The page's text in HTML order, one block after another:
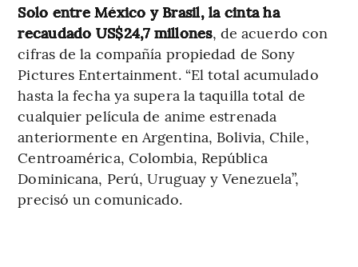
Solo entre México y Brasil, la cinta ha
recaudado US$24,7 millones, de acuerdo con
cifras de la compañía propiedad de Sony
Pictures Entertainment. “El total acumulado
hasta la fecha ya supera la taquilla total de
cualquier película de anime estrenada
anteriormente en Argentina, Bolivia, Chile,
Centroamérica, Colombia, República
Dominicana, Perú, Uruguay y Venezuela”,
precisó un comunicado.